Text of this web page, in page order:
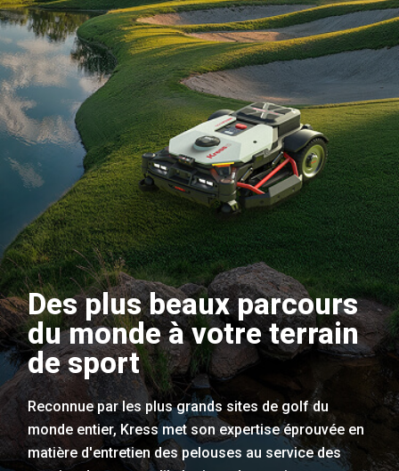
Des plus beaux parcours
du monde à votre terrain
de sport
Reconnue par les plus grands sites de golf du
monde entier, Kress met son expertise éprouvée en
matière d'entretien des pelouses au service des